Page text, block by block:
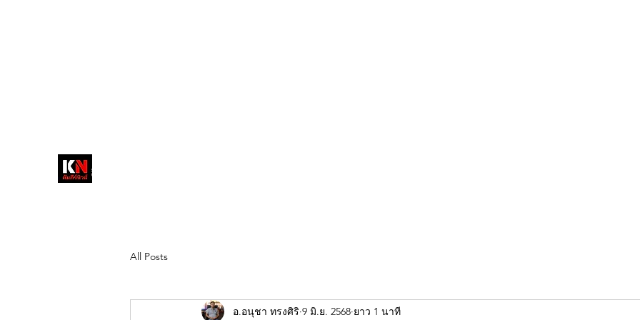
วส์
สื่อลึกวงการสงฆ์ เจาะตรงพระเครื่อง
All Posts
อ.อนุชา ทรงศิริ 9 มิ.ย. 2568 ยาว 1 นาที